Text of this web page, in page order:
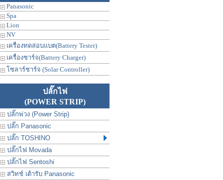
Panasonic
Spa
Lion
NV
เครื่องทดสอบแบต(Battery Tester)
เครื่องชาร์จ(Battery Charger)
โซลาร์ชาร์จ (Solar Controller)
ปลั๊กไฟ
(POWER STRIP)
ปลั๊กพ่วง (Power Strip)
ปลั๊ก Panasonic
ปลั๊ก TOSHINO
ปลั๊กไฟ Movada
ปลั๊กไฟ Sentoshi
สวิทช์ เต้ารับ Panasonic